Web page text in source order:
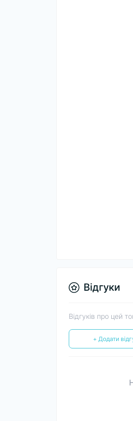
Відгуки
Відгуків про цей
+ Додати